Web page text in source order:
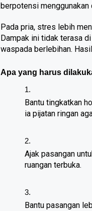
berpotensi menggunakan
Pada pria, stres lebih
Dampak ini tidak terasa
waspada berlebihan.
Apa yang harus
Bantu tingkatkan
ia pijatan ringan
Ajak pasangan
ruangan terbuka.
Bantu pasangan